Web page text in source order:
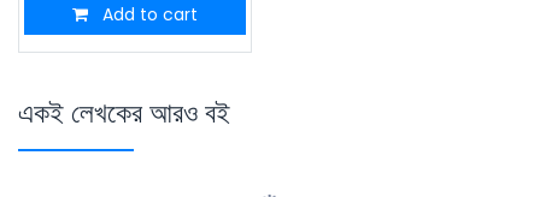
Add to cart
একই লেখকের আরও বই